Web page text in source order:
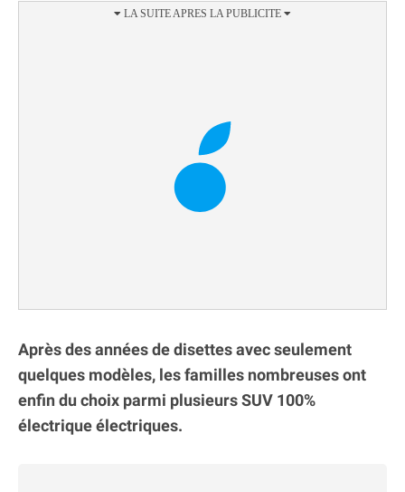
Après des années de disettes avec seulement
quelques modèles, les familles nombreuses ont
enfin du choix parmi plusieurs SUV 100%
électrique électriques.